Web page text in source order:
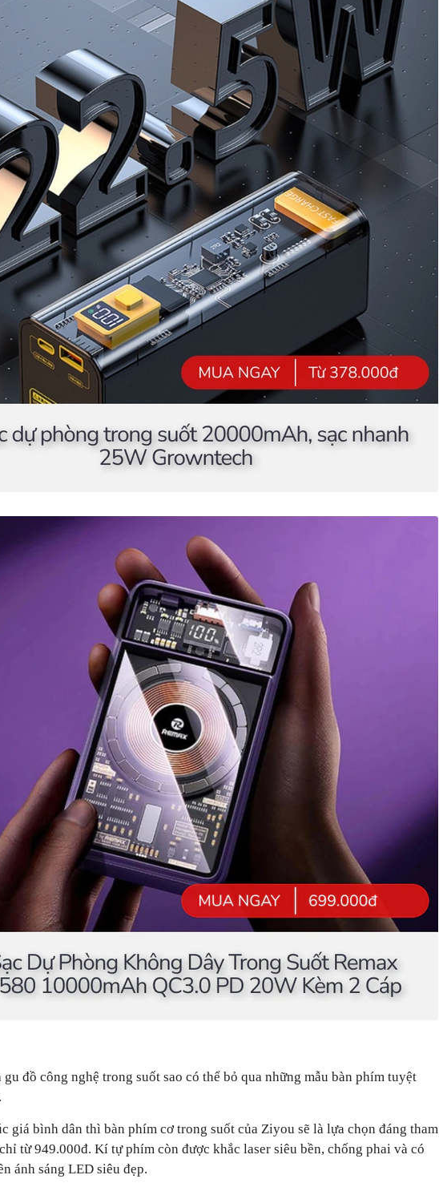
đồ công nghệ trong suốt sao có thể bỏ qua những mẫu bàn phím tuyệt
giá bình dân thì bàn phím cơ trong suốt của Ziyou sẽ là lựa chọn đáng tham
từ 949.000đ. Kí tự phím còn được khắc laser siêu bền, chống phai và có
ánh sáng LED siêu đẹp.